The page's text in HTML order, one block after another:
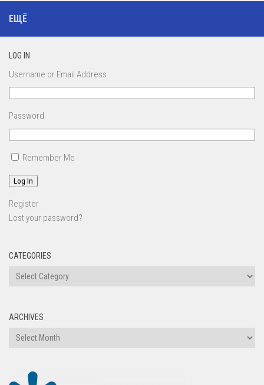
ЕЩЁ
LOG IN
Username or Email Address
Password
Remember Me
Log In
Register
Lost your password?
CATEGORIES
ARCHIVES